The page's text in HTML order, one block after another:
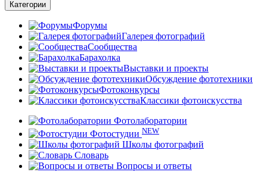
Категории
Форумы
Галерея фотографий
Сообщества
Барахолка
Выставки и проекты
Обсуждение фототехники
Фотоконкурсы
Классики фотоискусства
Фотолаборатории
Фотостудии NEW
Школы фотографий
Словарь
Вопросы и ответы